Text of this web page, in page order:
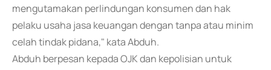
mengutamakan perlindungan konsumen dan hak
pelaku usaha jasa keuangan dengan tanpa atau minim
celah tindak pidana," kata Abduh.
Abduh berpesan kepada OJK dan kepolisian untuk